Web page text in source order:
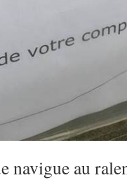
navigue au